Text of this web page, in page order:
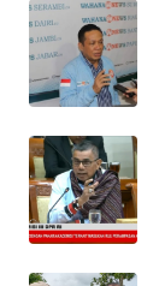
SIDIKALANG
NEWS
NEWS
METRO
SIANTAR